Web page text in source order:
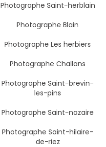
Photographe Saint-herblain
Photographe Blain
Photographe Les herbiers
Photographe Challans
Photographe Saint-brevin-
les-pins
Photographe Saint-nazaire
Photographe Saint-hilaire-
de-riez